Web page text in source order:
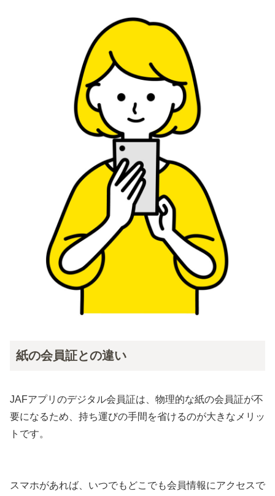
紙の会員証との違い
JAFアプリのデジタル会員証は、物理的な紙の会員証が不
要になるため、持ち運びの手間を省けるのが大きなメリッ
トです。
スマホがあれば、いつでもどこでも会員情報にアクセスで